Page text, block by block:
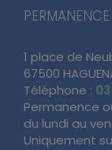
1 place de
67500
Téléphone :
Permanence
du lundi au
Uniquement